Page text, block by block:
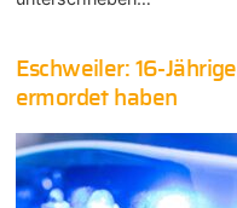
Eschweiler: 16-
ermordet haben